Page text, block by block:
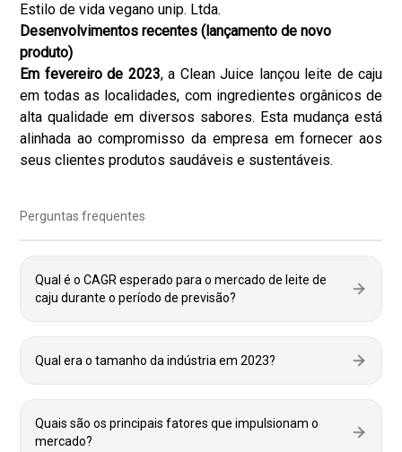
Estilo de vida vegano unip. Ltda.
Desenvolvimentos recentes (lançamento de novo
produto)
Em fevereiro de 2023, a Clean Juice lançou leite de caju
em todas as localidades, com ingredientes orgânicos de
alta qualidade em diversos sabores. Esta mudança está
alinhada ao compromisso da empresa em fornecer aos
seus clientes produtos saudáveis ​​e sustentáveis.
Perguntas frequentes
Qual é o CAGR esperado para o mercado de leite de
caju durante o período de previsão?
Qual era o tamanho da indústria em 2023?
Quais são os principais fatores que impulsionam o
mercado?